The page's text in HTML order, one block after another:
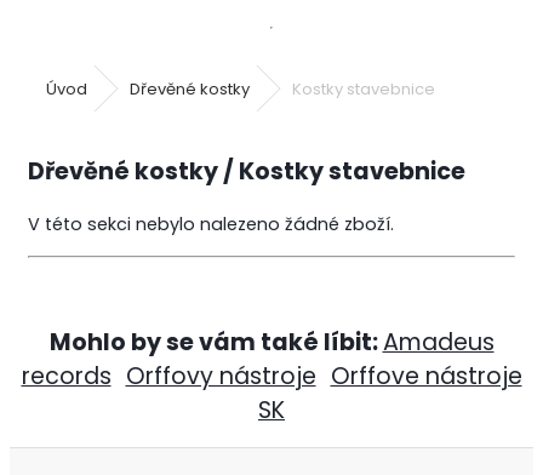
Úvod Dřevěné kostky Kostky stavebnice
Dřevěné kostky / Kostky stavebnice
V této sekci nebylo nalezeno žádné zboží.
Mohlo by se vám také líbit:Amadeus
records Orffovy nástroje Orffove nástroje
SK